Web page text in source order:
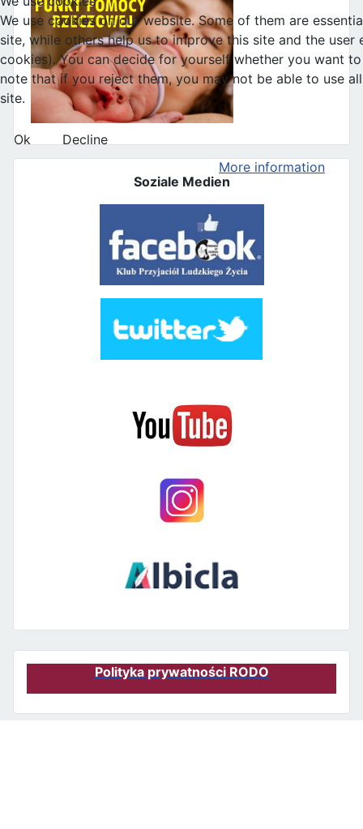
Soziale Medien
Polityka prywatności RODO
We use cookies on our website. Some of them are
site, while others help us to improve this site and the user
cookies). You can decide for yourself whether you want
note that if you reject them, you may not be able to use
site.
Ok
Decline
More information